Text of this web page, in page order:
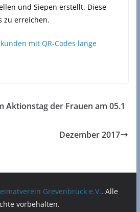
und Siepen erstellt. Diese
zu erreichen.
mit QR-Codes lange
Aktionstag der Frauen am 05.1
Dezember 2017
Grevenbrück e.V.. Alle
vorbehalten.